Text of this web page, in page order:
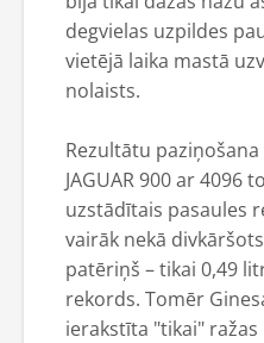
degvielas uzpildes
vietējā laika mastā
nolaists.
Rezultātu
JAGUAR 900 ar 4096
uzstādītais pasaules
vairāk nekā
patēriņš – tikai 0,49
rekords. Tomēr
ierakstīta "tikai" ražas